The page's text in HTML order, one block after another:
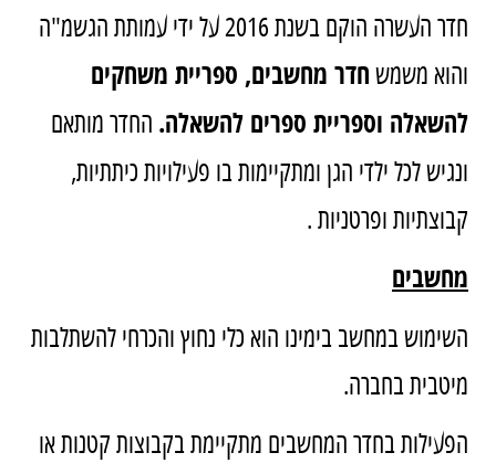
חדר העשרה הוקם בשנת 2016 על ידי עמותת הגשמ"ה
והוא משמש חדר מחשבים, ספריית משחקים
להשאלה וספריית ספרים להשאלה. החדר מותאם
ונגיש לכל ילדי הגן ומתקיימות בו פעילויות כיתתיות,
קבוצתיות ופרטניות .
מחשבים
השימוש במחשב בימינו הוא כלי נחוץ והכרחי להשתלבות
מיטבית בחברה.
הפעילות בחדר המחשבים מתקיימת בקבוצות קטנות או